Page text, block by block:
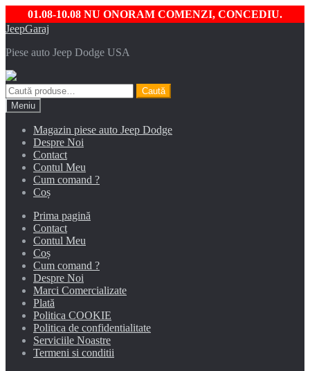
01.08-10.08 NU ONORAM COMENZI, CONCEDIU.
Sari
navigare
Sari
conținut
JeepGaraj
Piese auto Jeep Dodge USA
Caută
după:
Caută
Meniu
Magazin piese auto Jeep Dodge
Despre Noi
Contact
Contul Meu
Cum comand ?
Coș
Prima pagină
Contact
Contul Meu
Coș
Cum comand ?
Despre Noi
Marci Comercializate
Plată
Politica COOKIE
Politica de confidentialitate
Serviciile Noastre
Termeni si conditii